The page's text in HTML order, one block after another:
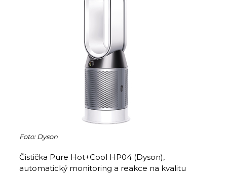
Foto: Dyson
Čistička Pure Hot+Cool HP04 (Dyson),
automatický monitoring a reakce na kvalitu